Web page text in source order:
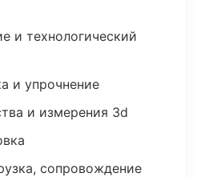
и технологический
и упрочнение
и измерения 3d
сопровождение